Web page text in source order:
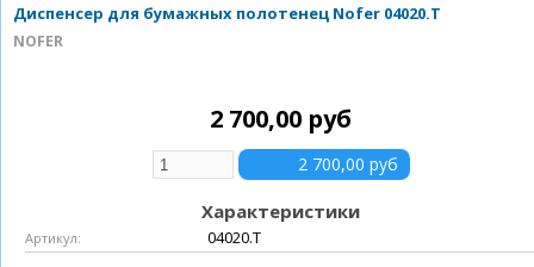
Диспенсер для бумажных полотенец Nofer 04020.T
NOFER
2 700,00 руб
Характеристики
Артикул: 04020.T